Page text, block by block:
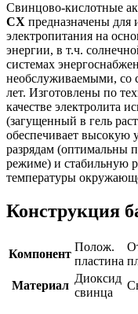
Свинцово-кислотные
СХ предназначены для
электропитания на
энергии, в т.ч.
системах
необслуживаемыми, со
лет. Изготовлены по
качестве электролита
(загущенный в гель
обеспечивает высокую
разрядам (оптимальны
режиме) и стабильную
температуры
Конструкция
Компонент
Полож.
пластина
Материал
Диоксид
свинца